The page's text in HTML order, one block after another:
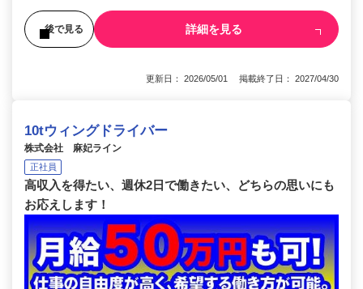
後で見る 詳細を見る
更新日： 2026/05/01 掲載終了日： 2027/04/30
10tウィングドライバー
株式会社 麻妃ライン
正社員
高収入を得たい、週休2日で働きたい、どちらの思いにも
お応えします！